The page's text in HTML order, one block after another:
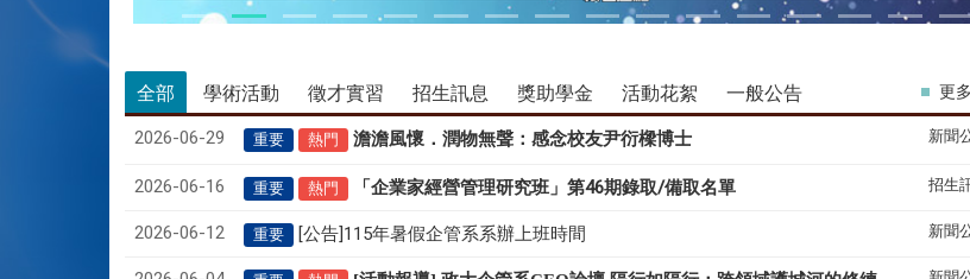
全部 學術活動 徵才實習 招生訊息 獎助學金 活動花絮 一般公告
2026-06-29 重要 熱門 澹澹風懷．潤物無聲： 感念校友尹衍樑博士 新聞
2026-06-16 重要 熱門 「企業家經營管理研究班」第46期錄取/備取名單 招生
2026-06-12 重要 [公告]115年暑假企管系系辦上班時間 新聞
更